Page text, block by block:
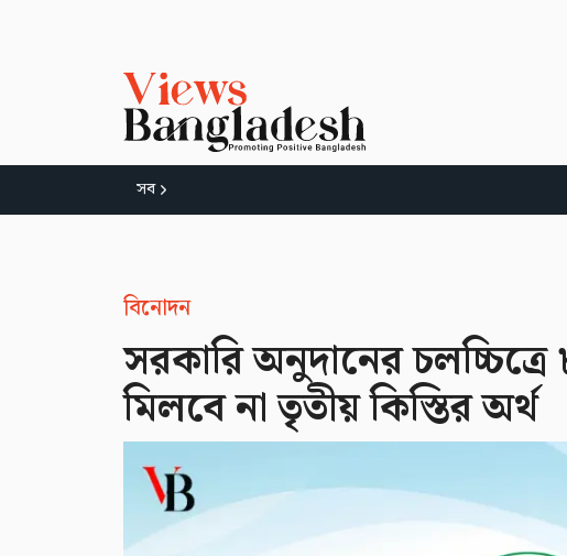
সব
বিনোদন
সরকারি অনুদানের
মিলবে না তৃতীয় কিস্তির অর্থ